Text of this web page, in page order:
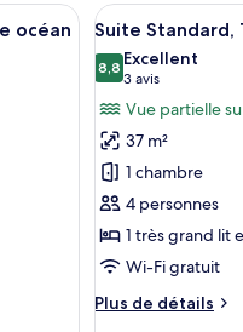
vue sur la ville.
avec un lit, une armoire, une
océan
Afficher
toutes
les
photos
pour
ce
type
de
chambre :
Suite
Standard,
3
Suite Standard,
8,88,8 sur 10
Excellent
3 avis
(3 avis)
Vue partielle
37 m²
1 chambre
4 personnes
1 très grand lit
Wi-Fi gratuit
Plus de détails
Plus